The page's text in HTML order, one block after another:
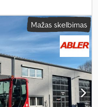
Mažas skelbimas